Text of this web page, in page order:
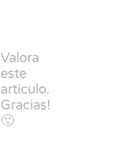
Valora
este
artículo.
Gracias!
🙂